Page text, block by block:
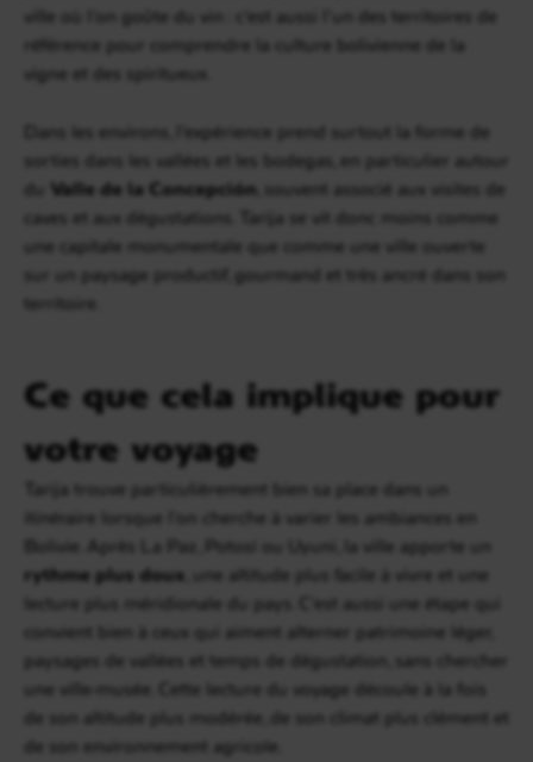
ville où l’on goûte du vin : c’est aussi l’un des territoires de
référence pour comprendre la culture bolivienne de la
vigne et des spiritueux.
Dans les environs, l’expérience prend surtout la forme de
sorties dans les vallées et les bodegas, en particulier autour
Valle de la Concepción , souvent associé aux visites de
caves et aux dégustations. Tarija se vit donc moins comme
une capitale monumentale que comme une ville ouverte
sur un paysage productif, gourmand et très ancré dans son
territoire.
Ce que cela implique pour
votre voyage
Tarija trouve particulièrement bien sa place dans un
itinéraire lorsque l’on cherche à varier les ambiances en
Bolivie. Après La Paz, Potosí ou Uyuni, la ville apporte un
rythme plus doux , une altitude plus facile à vivre et une
lecture plus méridionale du pays. C’est aussi une étape qui
convient bien à ceux qui aiment alterner patrimoine léger,
paysages de vallées et temps de dégustation, sans chercher
une ville-musée. Cette lecture du voyage découle à la fois
de son altitude plus modérée, de son climat plus clément et
de son environnement agricole.